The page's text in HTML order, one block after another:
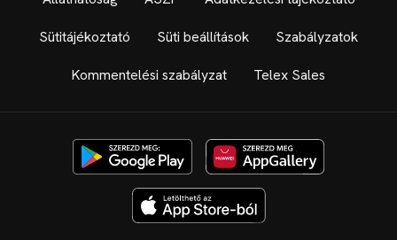
Sütitájékoztató Süti beállítások Szabályzatok
Kommentelési szabályzat Telex Sales